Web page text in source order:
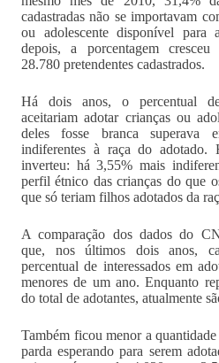
cadastradas não se importavam
ou adolescente disponível para
depois, a porcentagem
28.780 pretendentes cadastrados.
Há dois anos, o percentual
aceitariam adotar crianças ou
deles fosse branca superava
indiferentes à raça do adotado.
inverteu: há 3,55% mais
perfil étnico das crianças do que
que só teriam filhos adotados da
A comparação dos dados do
que, nos últimos dois anos,
percentual de interessados em
menores de um ano. Enquanto
do total de adotantes, atualmente
Também ficou menor a quantidade
parda esperando para serem